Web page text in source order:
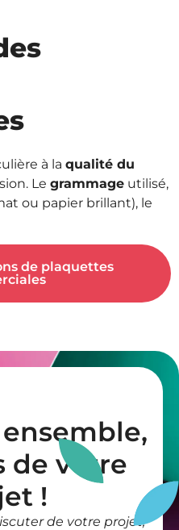
à la qualité du
Le grammage utilisé,
ou papier brillant), le
de plaquettes
de votre
!
de votre projet,